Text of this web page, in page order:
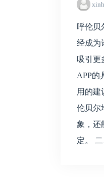
呼伦贝
经成为
吸引更
APP的
用的建
伦贝尔
象，还
定。 二